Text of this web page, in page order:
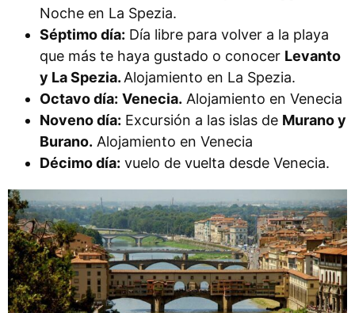
Noche en La Spezia.
Séptimo día: Día libre para volver a la playa
que más te haya gustado o conocer Levanto
y La Spezia.Alojamiento en La Spezia.
Octavo día: Venecia. Alojamiento en Venecia
Noveno día: Excursión a las islas de Murano y
Burano. Alojamiento en Venecia
Décimo día: vuelo de vuelta desde Venecia.